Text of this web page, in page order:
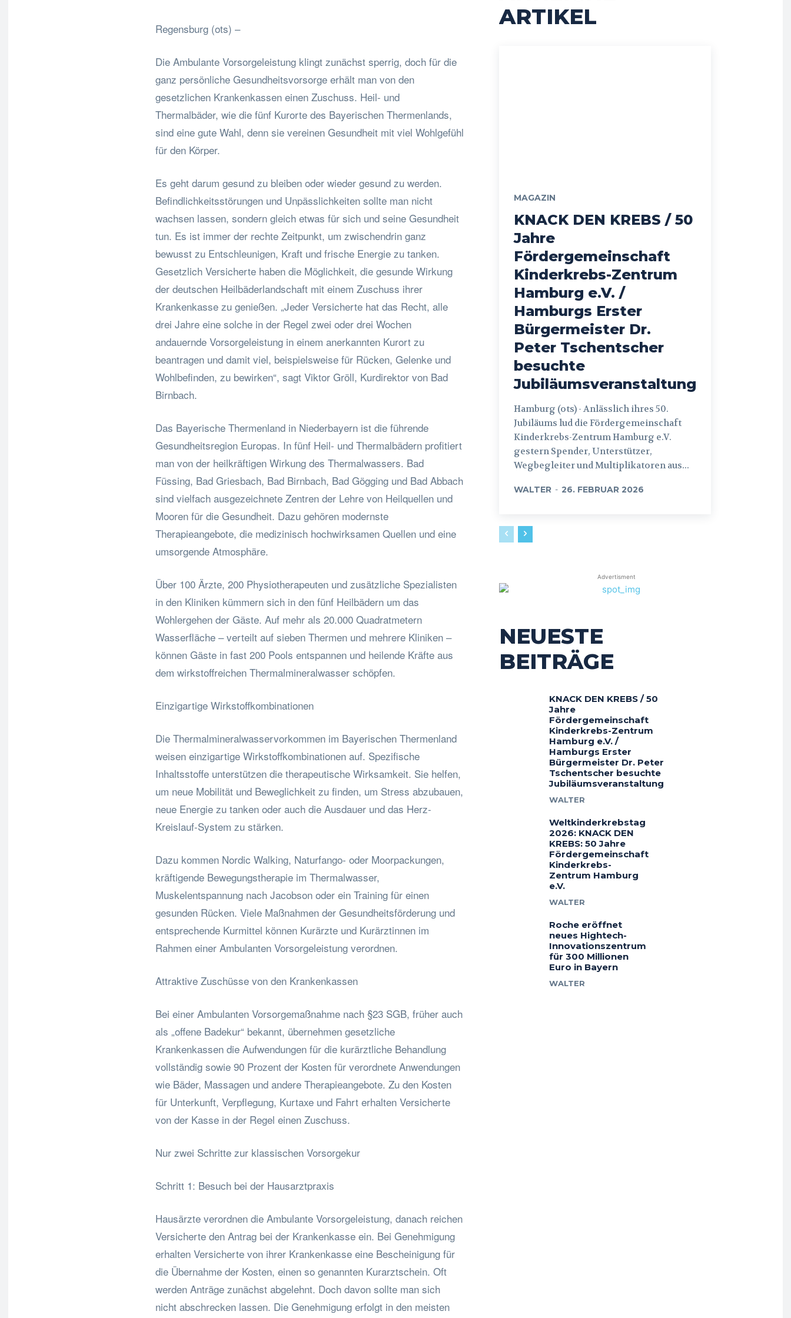
Regensburg (ots) –
Die Ambulante Vorsorgeleistung klingt zunächst sperrig, doch für die
ganz persönliche Gesundheitsvorsorge erhält man von den
gesetzlichen Krankenkassen einen Zuschuss. Heil- und
Thermalbäder, wie die fünf Kurorte des Bayerischen Thermenlands,
sind eine gute Wahl, denn sie vereinen Gesundheit mit viel Wohlgefühl
für den Körper.
Es geht darum gesund zu bleiben oder wieder gesund zu werden.
Befindlichkeitsstörungen und Unpässlichkeiten sollte man nicht
wachsen lassen, sondern gleich etwas für sich und seine Gesundheit
tun. Es ist immer der rechte Zeitpunkt, um zwischendrin ganz
bewusst zu Entschleunigen, Kraft und frische Energie zu tanken.
Gesetzlich Versicherte haben die Möglichkeit, die gesunde Wirkung
der deutschen Heilbäderlandschaft mit einem Zuschuss ihrer
Krankenkasse zu genießen. „Jeder Versicherte hat das Recht, alle
drei Jahre eine solche in der Regel zwei oder drei Wochen
andauernde Vorsorgeleistung in einem anerkannten Kurort zu
beantragen und damit viel, beispielsweise für Rücken, Gelenke und
Wohlbefinden, zu bewirken“, sagt Viktor Gröll, Kurdirektor von Bad
Birnbach.
Das Bayerische Thermenland in Niederbayern ist die führende
Gesundheitsregion Europas. In fünf Heil- und Thermalbädern profitiert
man von der heilkräftigen Wirkung des Thermalwassers. Bad
Füssing, Bad Griesbach, Bad Birnbach, Bad Gögging und Bad Abbach
sind vielfach ausgezeichnete Zentren der Lehre von Heilquellen und
Mooren für die Gesundheit. Dazu gehören modernste
Therapieangebote, die medizinisch hochwirksamen Quellen und eine
umsorgende Atmosphäre.
Über 100 Ärzte, 200 Physiotherapeuten und zusätzliche Spezialisten
in den Kliniken kümmern sich in den fünf Heilbädern um das
Wohlergehen der Gäste. Auf mehr als 20.000 Quadratmetern
Wasserfläche – verteilt auf sieben Thermen und mehrere Kliniken –
können Gäste in fast 200 Pools entspannen und heilende Kräfte aus
dem wirkstoffreichen Thermalmineralwasser schöpfen.
Einzigartige Wirkstoffkombinationen
Die Thermalmineralwasservorkommen im Bayerischen Thermenland
weisen einzigartige Wirkstoffkombinationen auf. Spezifische
Inhaltsstoffe unterstützen die therapeutische Wirksamkeit. Sie helfen,
um neue Mobilität und Beweglichkeit zu finden, um Stress abzubauen,
neue Energie zu tanken oder auch die Ausdauer und das Herz-
Kreislauf-System zu stärken.
Dazu kommen Nordic Walking, Naturfango- oder Moorpackungen,
kräftigende Bewegungstherapie im Thermalwasser,
Muskelentspannung nach Jacobson oder ein Training für einen
gesunden Rücken. Viele Maßnahmen der Gesundheitsförderung und
entsprechende Kurmittel können Kurärzte und Kurärztinnen im
Rahmen einer Ambulanten Vorsorgeleistung verordnen.
Attraktive Zuschüsse von den Krankenkassen
Bei einer Ambulanten Vorsorgemaßnahme nach §23 SGB, früher auch
als „offene Badekur“ bekannt, übernehmen gesetzliche
Krankenkassen die Aufwendungen für die kurärztliche Behandlung
vollständig sowie 90 Prozent der Kosten für verordnete Anwendungen
wie Bäder, Massagen und andere Therapieangebote. Zu den Kosten
für Unterkunft, Verpflegung, Kurtaxe und Fahrt erhalten Versicherte
von der Kasse in der Regel einen Zuschuss.
Nur zwei Schritte zur klassischen Vorsorgekur
Schritt 1: Besuch bei der Hausarztpraxis
Hausärzte verordnen die Ambulante Vorsorgeleistung, danach reichen
Versicherte den Antrag bei der Krankenkasse ein. Bei Genehmigung
erhalten Versicherte von ihrer Krankenkasse eine Bescheinigung für
die Übernahme der Kosten, einen so genannten Kurarztschein. Oft
werden Anträge zunächst abgelehnt. Doch davon sollte man sich
nicht abschrecken lassen. Die Genehmigung erfolgt in den meisten
ARTIKEL
MAGAZIN
KNACK DEN KREBS / 50
Jahre
Fördergemeinschaft
Kinderkrebs-Zentrum
Hamburg e.V. /
Hamburgs Erster
Bürgermeister Dr.
Peter Tschentscher
besuchte
Jubiläumsveranstaltung
Hamburg (ots) - Anlässlich ihres 50.
Jubiläums lud die Fördergemeinschaft
Kinderkrebs-Zentrum Hamburg e.V.
gestern Spender, Unterstützer,
Wegbegleiter und Multiplikatoren aus...
WALTER - 26. FEBRUAR 2026
Advertisment
NEUESTE
BEITRÄGE
KNACK DEN KREBS / 50
Jahre
Fördergemeinschaft
Kinderkrebs-Zentrum
Hamburg e.V. /
Hamburgs Erster
Bürgermeister Dr. Peter
Tschentscher besuchte
Jubiläumsveranstaltung
WALTER
Weltkinderkrebstag
2026: KNACK DEN
KREBS: 50 Jahre
Fördergemeinschaft
Kinderkrebs-
Zentrum Hamburg
e.V.
WALTER
Roche eröffnet
neues Hightech-
Innovationszentrum
für 300 Millionen
Euro in Bayern
WALTER